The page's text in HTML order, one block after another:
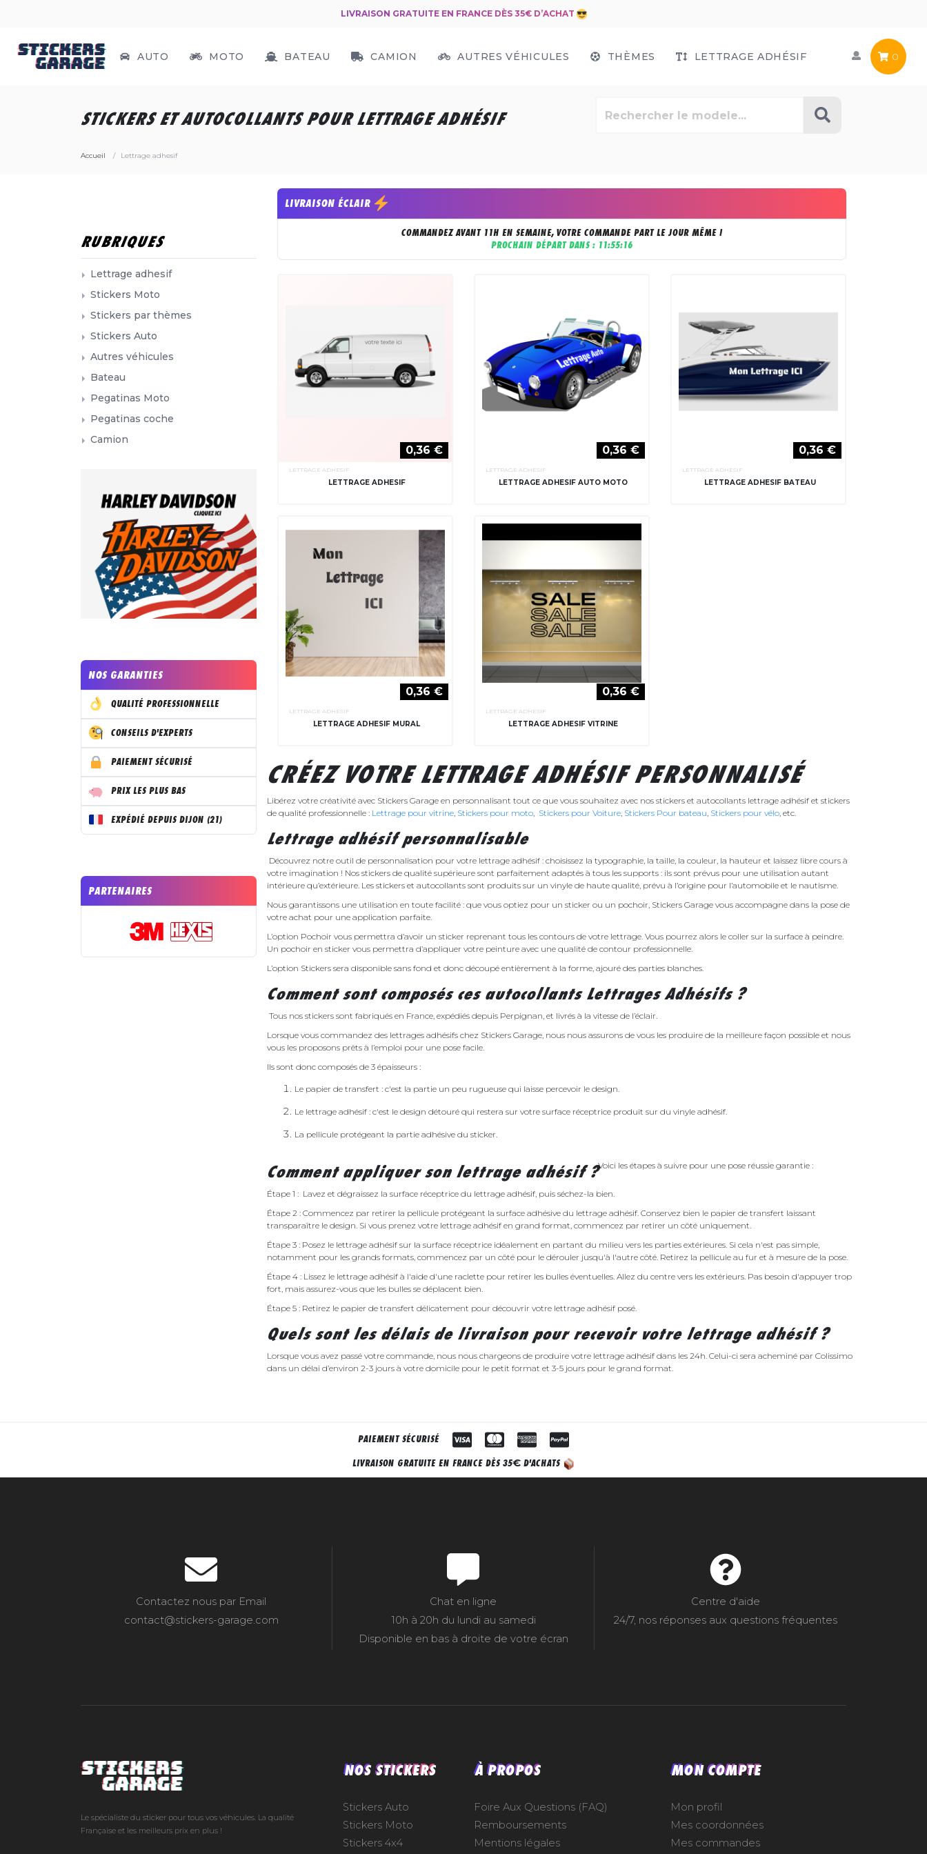
LIVRAISON GRATUITE EN FRANCE DÈS 35€ D’ACHAT
AUTO MOTO BATEAU CAMION AUTRES VÉHICULES THÈMES LETTRAGE ADHÉSIF 0
STICKERS ET AUTOCOLLANTS POUR LETTRAGE ADHÉSIF
Accueil Lettrage adhesif
LIVRAISON ÉCLAIR
COMMANDEZ AVANT 11H EN SEMAINE, VOTRE COMMANDE PART LE JOUR MÊME !
PROCHAIN DÉPART DANS : 11:55:15
0,36 €
LETTRAGE ADHESIF
LETTRAGE ADHESIF
0,36 €
LETTRAGE ADHESIF
LETTRAGE ADHESIF AUTO MOTO
0,36 €
LETTRAGE ADHESIF
LETTRAGE ADHESIF BATEAU
0,36 €
LETTRAGE ADHESIF
LETTRAGE ADHESIF MURAL
0,36 €
LETTRAGE ADHESIF
LETTRAGE ADHESIF VITRINE
CRÉEZ VOTRELETTRAGE ADHÉSIF PERSONNALISÉ
Libérez votre créativité avec Stickers Garage en personnalisant tout ce que vous souhaitez avec nos stickers et autocollants lettrage adhésif et stickers
de qualité professionnelle : Lettrage pour vitrine Stickers pour moto Stickers pour Voiture Stickers Pour bateau Stickers pour vélo , etc.
Lettrage adhésif personnalisable
Découvrez notre outil de personnalisation pour votre lettrage adhésif : choisissez la typographie, la taille, la couleur, la hauteur et laissez libre cours à
votre imagination ! Nos stickers de qualité supérieure sont parfaitement adaptés à tous les supports : ils sont prévus pour une utilisation autant
intérieure qu’extérieure. Les stickers et autocollants sont produits sur un vinyle de haute qualité, prévu à l’origine pour l’automobile et le nautisme.
Nous garantissons une utilisation en toute facilité : que vous optiez pour un sticker ou un pochoir, Stickers Garage vous accompagne dans la pose de
votre achat pour une application parfaite.
L’option Pochoir vous permettra d’avoir un sticker reprenant tous les contours de votre lettrage. Vous pourrez alors le coller sur la surface à peindre.
Un pochoir en sticker vous permettra d’appliquer votre peinture avec une qualité de contour professionnelle.
L’option Stickers sera disponible sans fond et donc découpé entièrement à la forme, ajouré des parties blanches.
Comment sont composés ces autocollants Lettrages Adhésifs ?
Tous nos stickers sont fabriqués en France, expédiés depuis Perpignan, et livrés à la vitesse de l’éclair.
Lorsque vous commandez des lettrages adhésifs chez Stickers Garage, nous nous assurons de vous les produire de la meilleure façon possible et nous
vous les proposons prêts à l’emploi pour une pose facile.
Ils sont donc composés de 3 épaisseurs :
Le papier de transfert : c'est la partie un peu rugueuse qui laisse percevoir le design.
Le lettrage adhésif : c'est le design détouré qui restera sur votre surface réceptrice produit sur du vinyle adhésif.
La pellicule protégeant la partie adhésive du sticker.
Comment appliquer son lettrage adhésif ?Voici les étapes à suivre pour une pose réussie garantie :
Étape 1 : Lavez et dégraissez la surface réceptrice du lettrage adhésif, puis séchez-la bien.
Étape 2 : Commencez par retirer la pellicule protégeant la surface adhésive du lettrage adhésif. Conservez bien le papier de transfert laissant
transparaître le design. Si vous prenez votre lettrage adhésif en grand format, commencez par retirer un côté uniquement.
Étape 3 : Posez le lettrage adhésif sur la surface réceptrice idéalement en partant du milieu vers les parties extérieures. Si cela n'est pas simple,
notamment pour les grands formats, commencez par un côté pour le dérouler jusqu'à l'autre côté. Retirez la pellicule au fur et à mesure de la pose.
Étape 4 : Lissez le lettrage adhésif à l'aide d'une raclette pour retirer les bulles éventuelles. Allez du centre vers les extérieurs. Pas besoin d'appuyer trop
fort, mais assurez-vous que les bulles se déplacent bien.
Étape 5 : Retirez le papier de transfert délicatement pour découvrir votre lettrage adhésif posé.
Quels sont les délais de livraison pour recevoir votre lettrage adhésif ?
Lorsque vous avez passé votre commande, nous nous chargeons de produire votre lettrage adhésif dans les 24h. Celui-ci sera acheminé par Colissimo
dans un délai d’environ 2-3 jours à votre domicile pour le petit format et 3-5 jours pour le grand format.
RUBRIQUES
Lettrage adhesif
Stickers Moto
Stickers par thèmes
Stickers Auto
Autres véhicules
Bateau
Pegatinas Moto
Pegatinas coche
Camion
NOS GARANTIES
QUALITÉ PROFESSIONNELLE
CONSEILS D'EXPERTS
PAIEMENT SÉCURISÉ
PRIX LES PLUS BAS
EXPÉDIÉ DEPUIS DIJON (21)
PARTENAIRES
PAIEMENT SÉCURISÉ
LIVRAISON GRATUITE EN FRANCE DÈS 35€ D'ACHATS
Contactez nous par Email
contact@stickers-garage.com
Chat en ligne
10h à 20h du lundi au samedi
Disponible en bas à droite de votre écran
Centre d'aide
24/7, nos réponses aux questions fréquentes
Le spécialiste du sticker pour tous vos véhicules. La qualité
Française et les meilleurs prix en plus !
NOS STICKERS
Stickers Auto
Stickers Moto
Stickers 4x4
À PROPOS
Foire Aux Questions (FAQ)
Remboursements
Mentions légales
MON COMPTE
Mon profil
Mes coordonnées
Mes commandes